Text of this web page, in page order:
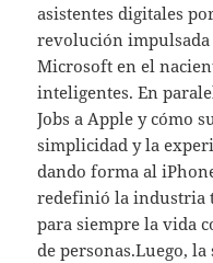
asistentes digitales
revolución
Microsoft en el
inteligentes. En
Jobs a Apple y cómo
simplicidad y la
dando forma al
redefinió la industria
para siempre la vida
de personas.Luego,